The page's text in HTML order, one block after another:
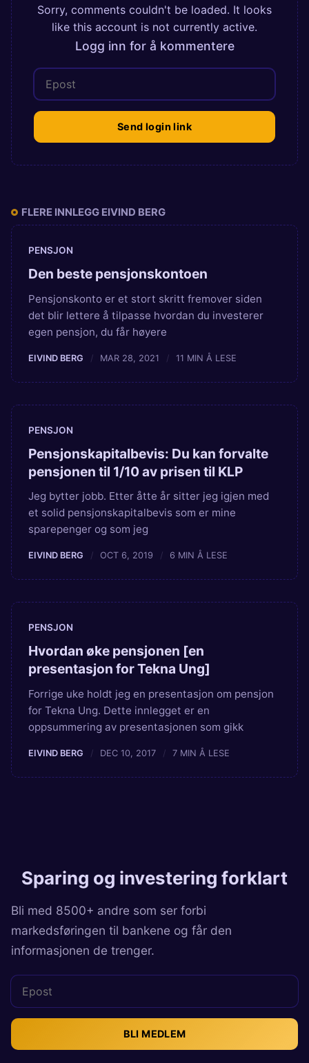
Sorry, comments couldn't be loaded. It looks
like this account is not currently active.
Logg inn for å kommentere
Send login link
FLERE INNLEGG EIVIND BERG
PENSJON
Den beste pensjonskontoen
Pensjonskonto er et stort skritt fremover siden
det blir lettere å tilpasse hvordan du investerer
egen pensjon, du får høyere
EIVIND BERG MAR 28, 2021 11 MIN Å LESE
PENSJON
Pensjonskapitalbevis: Du kan forvalte
pensjonen til 1/10 av prisen til KLP
Jeg bytter jobb. Etter åtte år sitter jeg igjen med
et solid pensjonskapitalbevis som er mine
sparepenger og som jeg
EIVIND BERG OCT 6, 2019 6 MIN Å LESE
PENSJON
Hvordan øke pensjonen [en
presentasjon for Tekna Ung]
Forrige uke holdt jeg en presentasjon om pensjon
for Tekna Ung. Dette innlegget er en
oppsummering av presentasjonen som gikk
EIVIND BERG DEC 10, 2017 7 MIN Å LESE
Sparing og investering forklart
Bli med 8500+ andre som ser forbi
markedsføringen til bankene og får den
informasjonen de trenger.
BLI MEDLEM